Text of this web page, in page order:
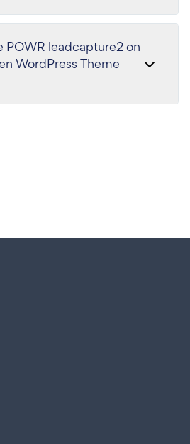
POWR leadcapture2 on
WordPress Theme